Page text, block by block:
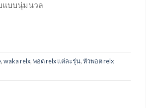
แบบนุ่มนวล
,waka relx,พอต relx แต่ละรุ่น,หัวพอต relx